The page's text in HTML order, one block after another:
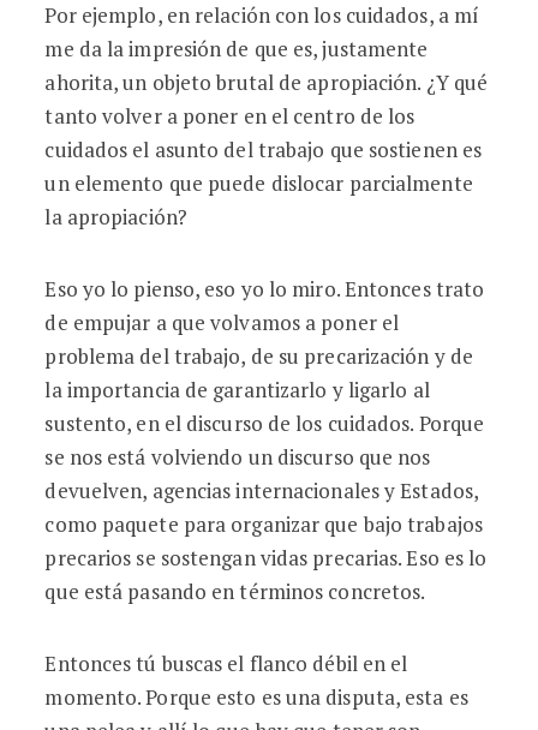
Por ejemplo, en relación con los cuidados, a mí
me da la impresión de que es, justamente
ahorita, un objeto brutal de apropiación. ¿Y qué
tanto volver a poner en el centro de los
cuidados el asunto del trabajo que sostienen es
un elemento que puede dislocar parcialmente
la apropiación?
Eso yo lo pienso, eso yo lo miro. Entonces trato
de empujar a que volvamos a poner el
problema del trabajo, de su precarización y de
la importancia de garantizarlo y ligarlo al
sustento, en el discurso de los cuidados. Porque
se nos está volviendo un discurso que nos
devuelven, agencias internacionales y Estados,
como paquete para organizar que bajo trabajos
precarios se sostengan vidas precarias. Eso es lo
que está pasando en términos concretos.
Entonces tú buscas el flanco débil en el
momento. Porque esto es una disputa, esta es